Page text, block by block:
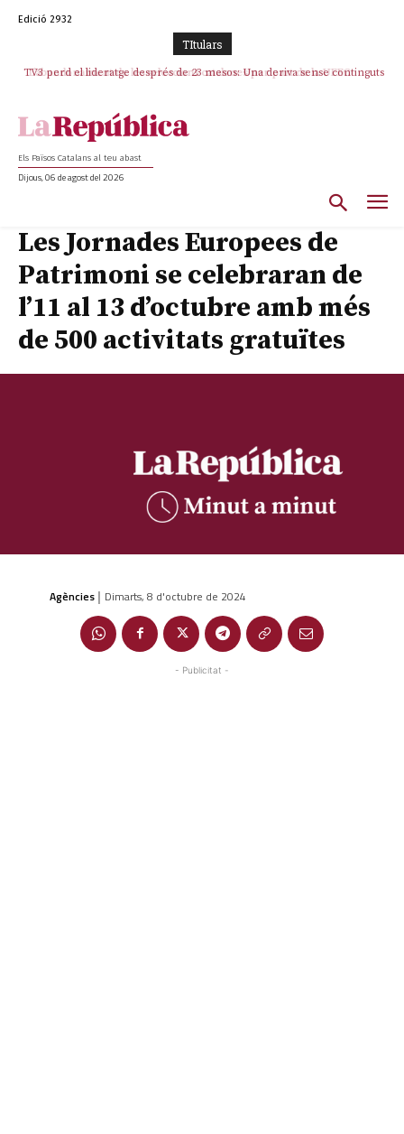
Edició 2932
TItulars
TV3 perd el lideratge després de 23 mesos: Una deriva sense continguts i
Els Països Catalans al teu abast
Dijous, 06 de agost del 2026
Les Jornades Europees de
Patrimoni se celebraran de
l’11 al 13 d’octubre amb més
de 500 activitats gratuïtes
Agències | Dimarts, 8 d'octubre de 2024
- Publicitat -